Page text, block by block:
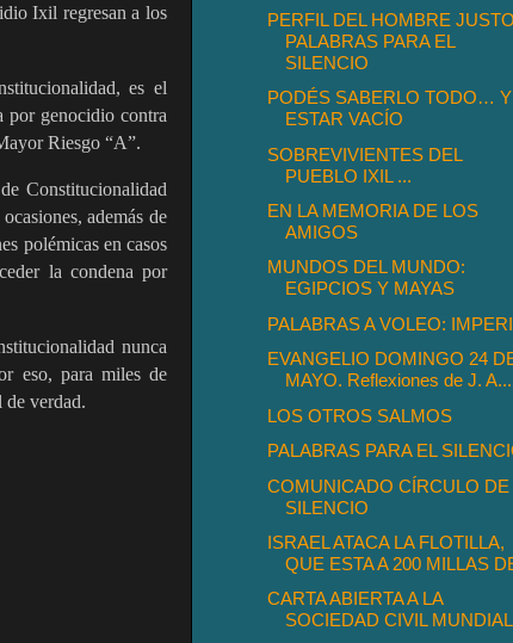
Ixil regresan a los
es el
por genocidio contra
Riesgo “A”.
Constitucionalidad
además de
polémicas en casos
la condena por
nunca
eso, para miles de
verdad.
PERFIL DEL HOMBRE JUSTO
PALABRAS PARA EL
SILENCIO
PODÉS SABERLO TODO… Y
ESTAR VACÍO
SOBREVIVIENTES DEL
PUEBLO IXIL ...
EN LA MEMORIA DE LOS
AMIGOS
MUNDOS DEL MUNDO:
EGIPCIOS Y MAYAS
PALABRAS A VOLEO:
EVANGELIO DOMINGO 24
MAYO. Reflexiones de J.
LOS OTROS SALMOS
PALABRAS PARA EL
COMUNICADO CÍRCULO DE
SILENCIO
ISRAEL ATACA LA FLOTILLA,
QUE ESTA A 200 MILLAS
CARTA ABIERTA A LA
SOCIEDAD CIVIL MUNDIAL